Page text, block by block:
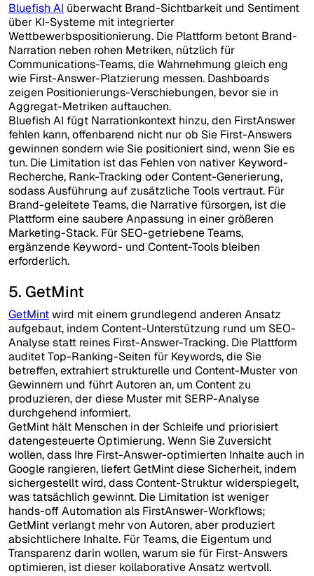
Bluefish AI überwacht Brand-Sichtbarkeit und Sentiment
über KI-Systeme mit integrierter
Wettbewerbspositionierung. Die Plattform betont Brand-
Narration neben rohen Metriken, nützlich für
Communications-Teams, die Wahrnehmung gleich eng
wie First-Answer-Platzierung messen. Dashboards
zeigen Positionierungs-Verschiebungen, bevor sie in
Aggregat-Metriken auftauchen.
Bluefish AI fügt Narrationkontext hinzu, den FirstAnswer
fehlen kann, offenbarend nicht nur ob Sie First-Answers
gewinnen sondern wie Sie positioniert sind, wenn Sie es
tun. Die Limitation ist das Fehlen von nativer Keyword-
Recherche, Rank-Tracking oder Content-Generierung,
sodass Ausführung auf zusätzliche Tools vertraut. Für
Brand-geleitete Teams, die Narrative fürsorgen, ist die
Plattform eine saubere Anpassung in einer größeren
Marketing-Stack. Für SEO-getriebene Teams,
ergänzende Keyword- und Content-Tools bleiben
erforderlich.
5. GetMint
GetMintwird mit einem grundlegend anderen Ansatz
aufgebaut, indem Content-Unterstützung rund um SEO-
Analyse statt reines First-Answer-Tracking. Die Plattform
auditet Top-Ranking-Seiten für Keywords, die Sie
betreffen, extrahiert strukturelle und Content-Muster von
Gewinnern und führt Autoren an, um Content zu
produzieren, der diese Muster mit SERP-Analyse
durchgehend informiert.
GetMint hält Menschen in der Schleife und priorisiert
datengesteuerte Optimierung. Wenn Sie Zuversicht
wollen, dass Ihre First-Answer-optimierten Inhalte auch in
Google rangieren, liefert GetMint diese Sicherheit, indem
sichergestellt wird, dass Content-Struktur widerspiegelt,
was tatsächlich gewinnt. Die Limitation ist weniger
hands-off Automation als FirstAnswer-Workflows;
GetMint verlangt mehr von Autoren, aber produziert
absichtlichere Inhalte. Für Teams, die Eigentum und
Transparenz darin wollen, warum sie für First-Answers
optimieren, ist dieser kollaborative Ansatz wertvoll.